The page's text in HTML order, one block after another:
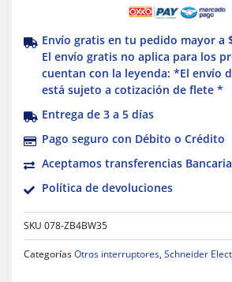
Envío gratis en tu pedido mayor a
El envío gratis no aplica para los
cuentan con la leyenda: *El envío
está sujeto a cotización de flete *
Entrega de 3 a 5 días
Pago seguro con Débito o Crédito
Aceptamos transferencias
Política de devoluciones
SKU 078-ZB4BW35
CategoríasOtros interruptores, Schneider